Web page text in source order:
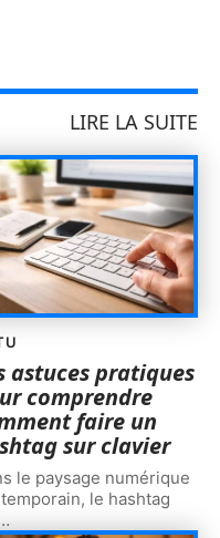
LIRE LA SUITE
astuces pratiques
comprendre
faire un
sur clavier
le paysage numérique
le hashtag